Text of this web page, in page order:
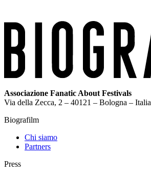
Associazione Fanatic About Festivals
Via della Zecca, 2 – 40121 – Bologna – Italia
Biografilm
Chi siamo
Partners
Press